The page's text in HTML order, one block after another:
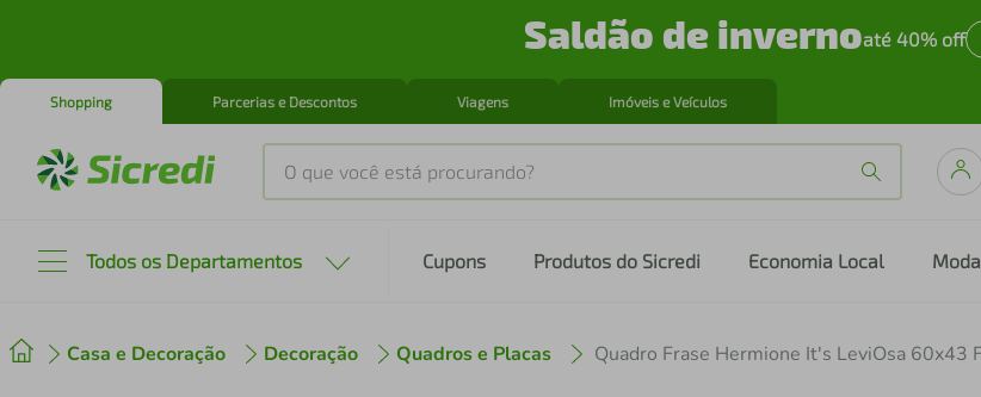
Saldão de invernoaté 40% off
Shopping Parcerias e Descontos Viagens Imóveis e Veículos
O que você está procurando?
Todos os Departamentos Cupons Produtos do Sicredi Economia Local Moda
Casa e Decoração Decoração Quadros e Placas
º cafeteira